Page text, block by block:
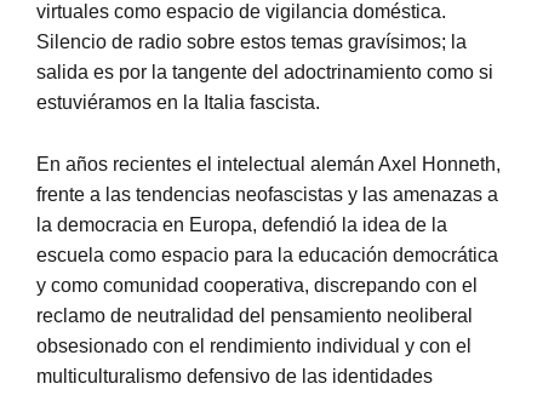
virtuales como espacio de vigilancia doméstica.
Silencio de radio sobre estos temas gravísimos; la
salida es por la tangente del adoctrinamiento como si
estuviéramos en la Italia fascista.
En años recientes el intelectual alemán Axel Honneth,
frente a las tendencias neofascistas y las amenazas a
la democracia en Europa, defendió la idea de la
escuela como espacio para la educación democrática
y como comunidad cooperativa, discrepando con el
reclamo de neutralidad del pensamiento neoliberal
obsesionado con el rendimiento individual y con el
multiculturalismo defensivo de las identidades